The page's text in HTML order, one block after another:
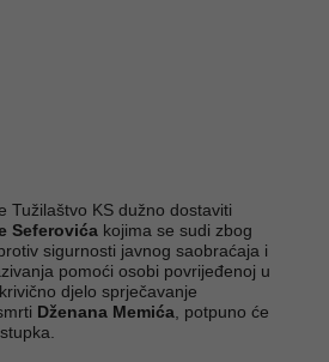
Tužilaštvo KS dužno dostaviti
Seferovića kojima se sudi zbog
sigurnosti javnog saobraćaja i
pomoći osobi povrijeđenoj u
djelo sprječavanje
Dženana Memića , potpuno će